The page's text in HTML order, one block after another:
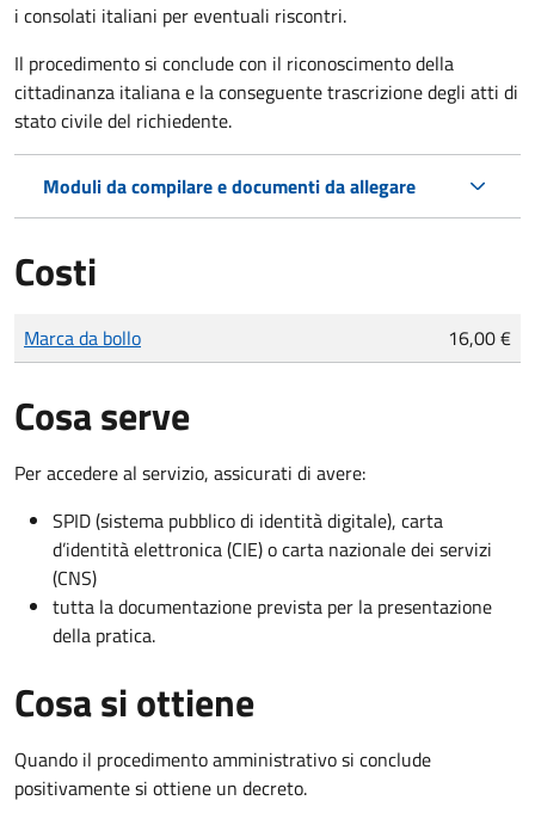
i consolati italiani per eventuali riscontri.
Il procedimento si conclude con il riconoscimento della
cittadinanza italiana e la conseguente trascrizione degli atti di
stato civile del richiedente.
Moduli da compilare e documenti da allegare
Costi
Tipo di pagamento
Importo
Marca da bollo 16,00 €
Cosa serve
Per accedere al servizio, assicurati di avere:
SPID (sistema pubblico di identità digitale), carta
d’identità elettronica (CIE) o carta nazionale dei servizi
(CNS)
tutta la documentazione prevista per la presentazione
della pratica.
Cosa si ottiene
Quando il procedimento amministrativo si conclude
positivamente si ottiene un decreto.